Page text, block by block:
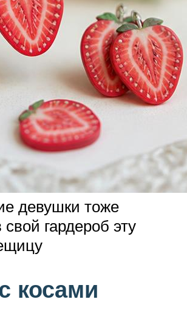
девушки тоже
гардероб эту
косами